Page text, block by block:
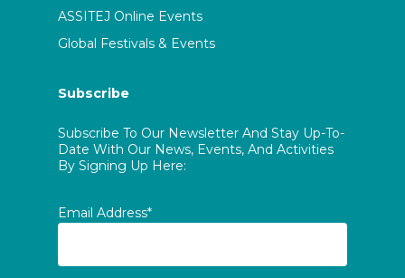
ASSITEJ Online Events
Global Festivals & Events
Subscribe
Subscribe To Our Newsletter And Stay Up-To-
Date With Our News, Events, And Activities
By Signing Up Here:
Email Address*